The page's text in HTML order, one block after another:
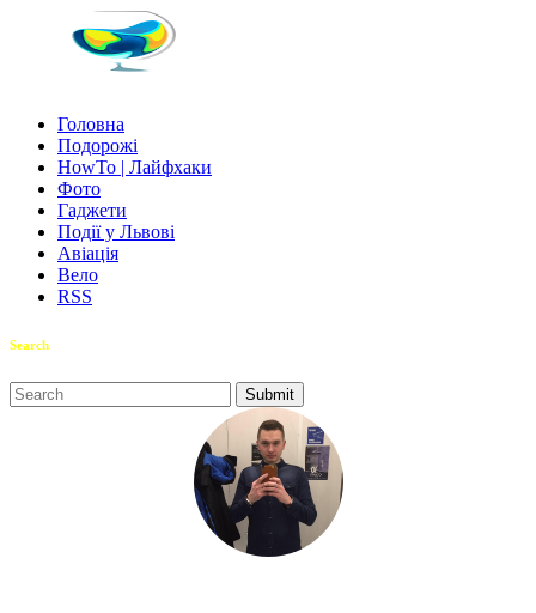
Головна
Подорожі
HowTo | Лайфхаки
Фото
Гаджети
Події у Львові
Авіація
Вело
RSS
Search